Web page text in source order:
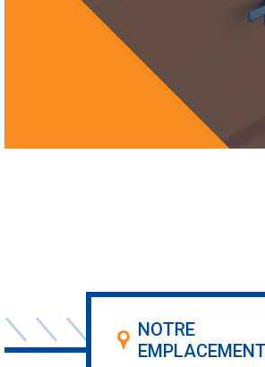
NOTRE
EMPLACEMENT